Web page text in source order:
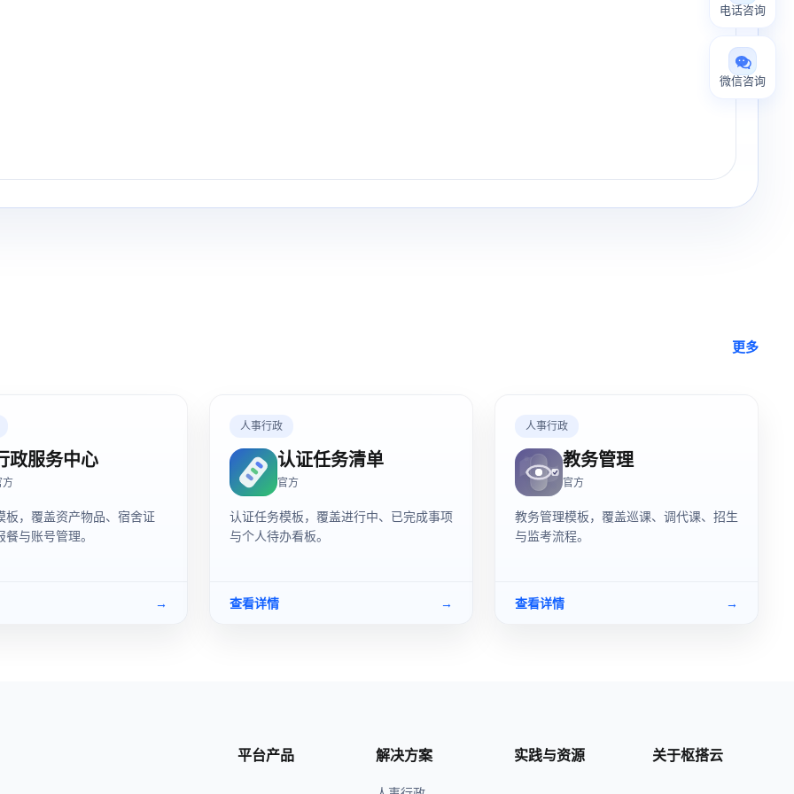
更多
政服务中心
方
板，覆盖资产物品、宿舍证
与账号管理。
→
人事行政
认证任务清单
官方
认证任务模板，覆盖进行中、已完成事项
与个人待办看板。
查看详情 →
人事行政
教务管理
官方
教务管理模板，覆盖巡课、调代课、招生
与监考流程。
查看详情 →
电话咨询
微信咨询
平台产品 解决方案 实践与资源 关于枢搭云